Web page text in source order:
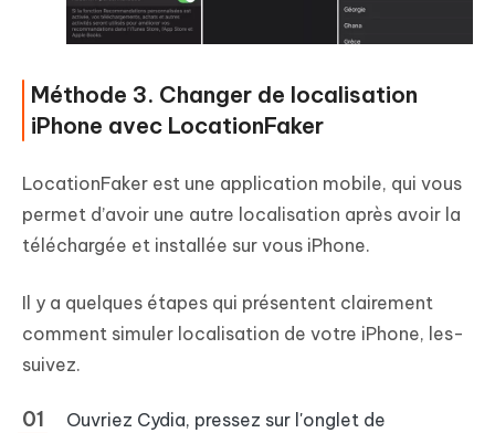
Méthode 3. Changer de localisation
iPhone avec LocationFaker
LocationFaker est une application mobile, qui vous
permet d’avoir une autre localisation après avoir la
téléchargée et installée sur vous iPhone.
Il y a quelques étapes qui présentent clairement
comment simuler localisation de votre iPhone, les-
suivez.
Ouvriez Cydia, pressez sur l'onglet de